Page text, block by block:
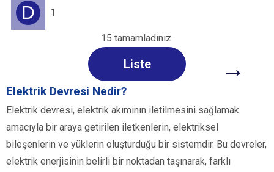
D 1
15 tamamladınız.
Liste →
Elektrik Devresi Nedir?
Elektrik devresi, elektrik akımının iletilmesini sağlamak
amacıyla bir araya getirilen iletkenlerin, elektriksel
bileşenlerin ve yüklerin oluşturduğu bir sistemdir. Bu devreler,
elektrik enerjisinin belirli bir noktadan taşınarak, farklı